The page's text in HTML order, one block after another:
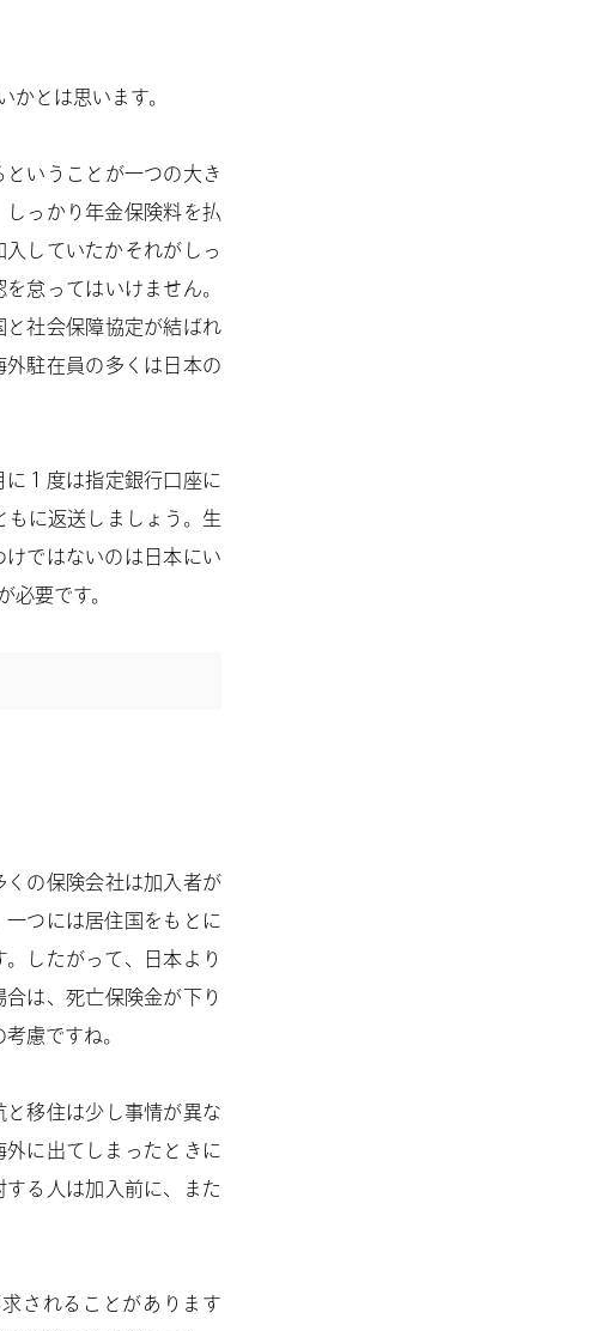
かとは思います。
いうことが一つの大き
っかり年金保険料を払
していたかそれがしっ
怠ってはいけません。
社会保障協定が結ばれ
駐在員の多くは日本の
１度は指定銀行口座に
もに返送しましょう。生
ではないのは日本にい
必要です。
の保険会社は加入者が
つには居住国をもとに
したがって、日本より
は、死亡保険金が下り
慮ですね。
移住は少し事情が異な
に出てしまったときに
る人は加入前に、また
されることがあります